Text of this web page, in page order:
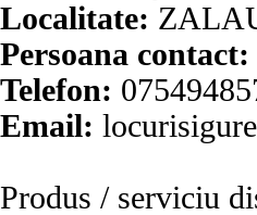
Localitate:
Persoana contact:
Telefon:
Email:
Produs / serviciu